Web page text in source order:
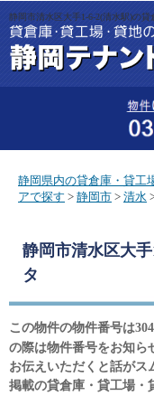
静岡市清水区大手1-6-2(清水駅)の
静岡県内の貸倉庫・貸工
アで探す > 静岡市 > 清水
静岡市清水区大
タ
この物件の物件番号は
の際は物件番号をお知ら
お伝えいただくと話がス
掲載の貸倉庫・貸工場・